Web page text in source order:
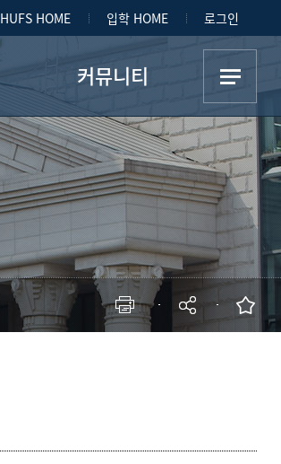
HUFS HOME 입학 HOME 로그인
커뮤니티
학사공지사항
장학공지
교육 및 홍보
FAQ
갤러리
메뉴추가